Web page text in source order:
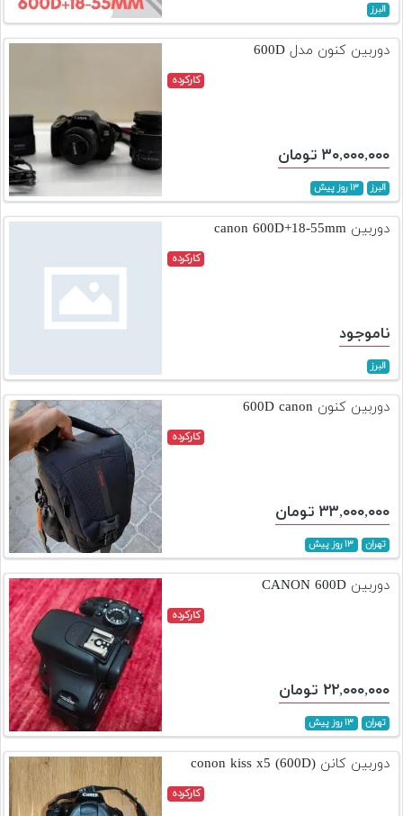
و
تجهیزات
دست
دوم
لیست
قیمت
البرز
دوربین کنون مدل 600D
کارکرده
۳۰,۰۰۰,۰۰۰ تومان
البرز ۱۳ روز پیش
دوربین canon 600D+18-55mm
کارکرده
ناموجود
البرز
دوربین کنون 600D canon
کارکرده
۳۳,۰۰۰,۰۰۰ تومان
تهران ۱۳ روز پیش
دوربین CANON 600D
کارکرده
۲۲,۰۰۰,۰۰۰ تومان
تهران ۱۳ روز پیش
دوربین کانن conon kiss x5 (600D)
کارکرده